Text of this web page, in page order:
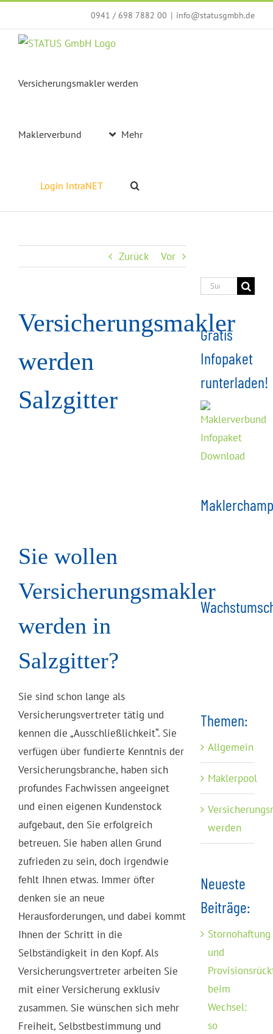
Inhalt
springen
0941 / 698 7882 00 | info@statusgmbh.de
Versicherungsmakler werden
Maklerverbund Mehr
Login IntraNET
Zurück Vor
Versicherungsmakler
werden
Salzgitter
Sie wollen
Versicherungsmakler
werden in
Salzgitter?
Sie sind schon lange als
Versicherungsvertreter tätig und
kennen die „Ausschließlichkeit“. Sie
verfügen über fundierte Kenntnis der
Versicherungsbranche, haben sich
profundes Fachwissen angeeignet
und einen eigenen Kundenstock
aufgebaut, den Sie erfolgreich
betreuen. Sie haben allen Grund
zufrieden zu sein, doch irgendwie
fehlt Ihnen etwas. Immer öfter
denken sie an neue
Herausforderungen, und dabei kommt
Ihnen der Schritt in die
Selbständigkeit in den Kopf. Als
Versicherungsvertreter arbeiten Sie
mit einer Versicherung exklusiv
zusammen. Sie wünschen sich mehr
Freiheit, Selbstbestimmung und
Suche
Gratis
Infopaket
runterladen!
Themen:
Allgemein
Maklerpool
werden
Neueste
Beiträge:
Stornohaftung
und
beim
Wechsel:
so